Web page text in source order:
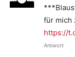
für mich
https://
Antwort